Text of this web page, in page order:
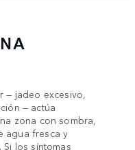
— jadeo excesivo,
— actúa
zona con sombra,
agua fresca y
los síntomas